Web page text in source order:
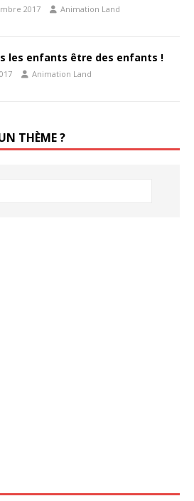
2017 Animation Land
les enfants être des enfants !
Animation Land
THÈME ?